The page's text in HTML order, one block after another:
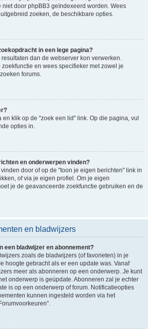
door phpBB3 geïndexeerd worden. Wees
zoeken, de beschikbare opties.
in een lege pagina?
dan de webserver kon verwerken.
en wees specifieker met zowel je
forums.
klik op de "zoek een lid" link. Op die pagina, vul
opties in.
en onderwerpen vinden?
door of op de "toon je eigen berichten" link in
of via je eigen profiel. Om je eigen
je de geavanceerde zoekfunctie gebruiken en de
en bladwijzers
een bladwijzer en abonnement?
zoals de bladwijzers (of favorieten) in je
hoogte gebracht als er een update was. Vanaf
meer als abonneren op een onderwerp. Je kunt
onderwerp is geüpdate. Abonneren zal je echter
is op een onderwerp of forum. Notificatieopties
kunnen ingesteld worden via het